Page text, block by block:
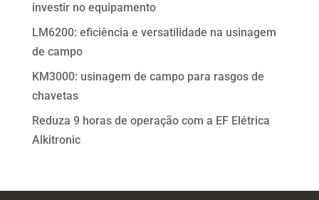
investir no equipamento
LM6200: eficiência e versatilidade na usinagem
de campo
KM3000: usinagem de campo para rasgos de
chavetas
Reduza 9 horas de operação com a EF Elétrica
Alkitronic